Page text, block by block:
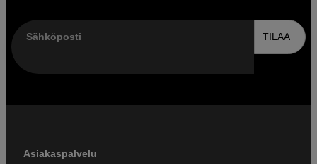
Sähköposti TILAA
Asiakaspalvelu